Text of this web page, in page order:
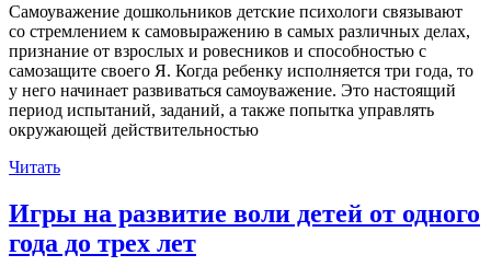
Самоуважение дошкольников детские психологи связывают
со стремлением к самовыражению в самых различных делах,
признание от взрослых и ровесников и способностью с
самозащите своего Я. Когда ребенку исполняется три года, то
у него начинает развиваться самоуважение. Это настоящий
период испытаний, заданий, а также попытка управлять
окружающей действительностью
Читать
Игры на развитие воли детей от одного
года до трех лет